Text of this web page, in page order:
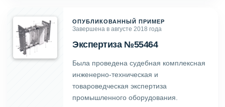
ОПУБЛИКОВАННЫЙ ПРИМЕР
Завершена в августе 2018 года
Экспертиза №55464
Была проведена судебная комплексная
инженерно-техническая и
товароведческая экспертиза
промышленного оборудования.